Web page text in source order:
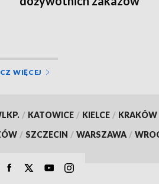
WIĘCEJ
/ KATOWICE / KIELCE / KRAKÓW
/ SZCZECIN / WARSZAWA /